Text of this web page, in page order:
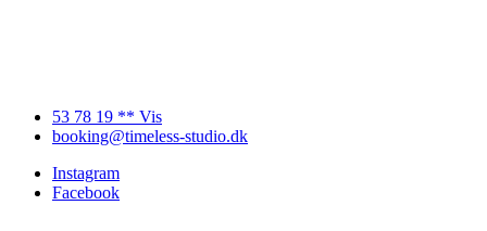
53 78 19 ** Vis
booking@timeless-studio.dk
Instagram
Facebook